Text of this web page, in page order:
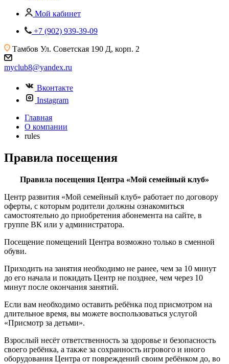
Мой кабинет
+7 (902) 939-39-09
Тамбов Ул. Советская 190 Д, корп. 2
myclub8@yandex.ru
Вконтакте
Instagram
Главная
О компании
rules
Правила посещения
Правила посещения Центра «Мой семейный клуб»
Центр развития «Мой семейный клуб» работает по договору
оферты, с которым родители должны ознакомиться
самостоятельно до приобретения абонемента на сайте, в
группе ВК или у администратора.
Посещение помещений Центра возможно только в сменной
обуви.
Приходить на занятия необходимо не ранее, чем за 10 минут
до его начала и покидать Центр не позднее, чем через 10
минут после окончания занятий.
Если вам необходимо оставить ребёнка под присмотром на
длительное время, вы можете воспользоваться услугой
«Присмотр за детьми».
Взрослый несёт ответственность за здоровье и безопасность
своего ребёнка, а также за сохранность игрового и иного
оборудования Центра от повреждений своим ребёнком до, во